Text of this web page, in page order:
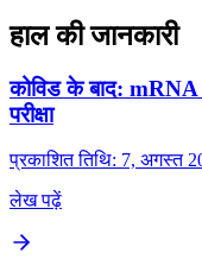
हाल की जानकारी
कोविड के बाद: mRNA
परीक्षा
प्रकाशित तिथि: 7, अगस्त
लेख पढ़ें